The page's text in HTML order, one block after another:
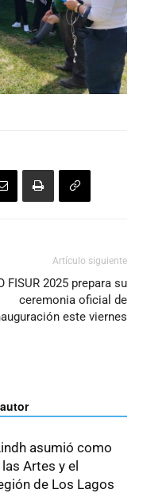
Artículo siguiente
FISUR 2025 prepara su
ceremonia oficial de
este viernes
asumió como
Artes y el
de Los Lagos